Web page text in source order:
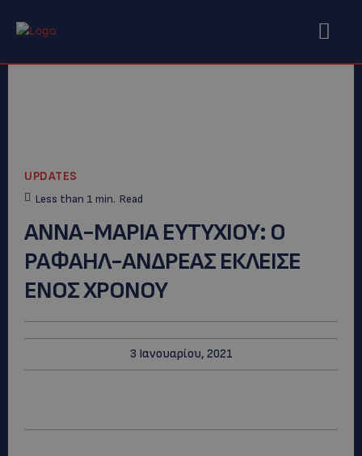
UPDATES
Less than 1 min. Read
ΑΝΝΑ-ΜΑΡΙΑ ΕΥΤΥΧΙΟΥ: Ο
ΡΑΦΑΗΛ-ΑΝΔΡΕΑΣ ΕΚΛΕΙΣΕ
ΕΝΟΣ ΧΡΟΝΟΥ
3 Ιανουαρίου, 2021